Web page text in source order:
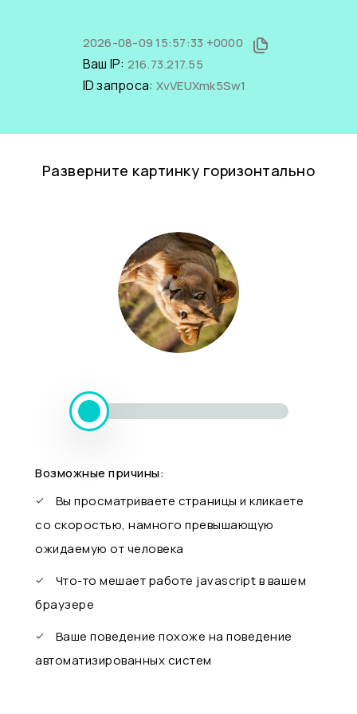
2026-08-09 15:57:33 +0000
Ваш IP: 216.73.217.55
ID запроса: XvVEUXmk5Sw1
Разверните картинку горизонтально
Возможные причины:
Вы просматриваете страницы и кликаете
со скоростью, намного превышающую
ожидаемую от человека
Что-то мешает работе javascript в вашем
браузере
Ваше поведение похоже на поведение
автоматизированных систем